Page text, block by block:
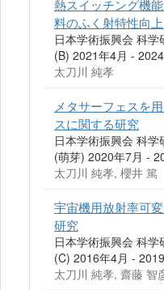
熱スイッチング機
料のふく射特性向
日本学術振興会 科
(B) 2021年4月 -
太刀川 純孝
メタサーフェスを
スに関する研究
日本学術振興会 科
(萌芽) 2020年7月 -
太刀川 純孝, 櫻井 篤
宇宙機用放射率可
研究
日本学術振興会 科
(C) 2016年4月 -
太刀川 純孝, 齋藤 智